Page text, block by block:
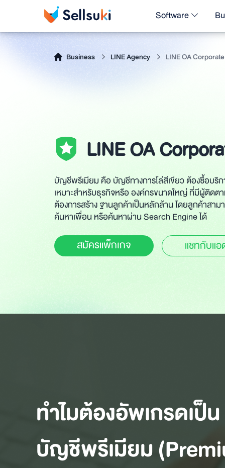
Software
Business LINE Agency LINE OA Corporate
LINE OA
บัญชีพรีเมียม คือ บัญชีทางการโล่สีเขียว ต้องซื้อบริ
เหมาะสำหรับธุรกิจหรือ องค์กรขนาดใหญ่ ที่มีผู้ติดต
ต้องการสร้าง ฐานลูกค้าเป็นหลักล้าน โดยลูกค้าสา
ค้นหาเพื่อน หรือค้นหาผ่าน Search Engine ได้
สมัครแพ็กเกจ แชทกับแ
ทำไมต้องอัพเกรดเป็น
บัญชีพรีเมียม